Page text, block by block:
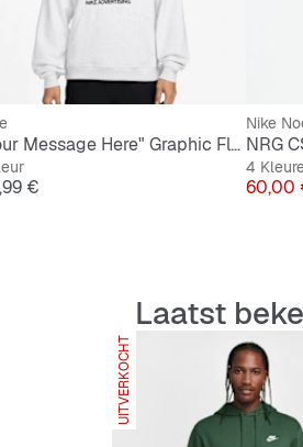
"Your Message Here" Graphic Fleece Hoodie
€
Nike
NRG
4
Prijs
60,00
Laatst
UITVERKOCHT